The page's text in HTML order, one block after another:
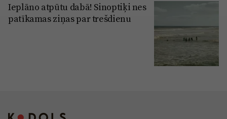
Ieplāno atpūtu dabā! Sinoptiķi nes
patīkamas ziņas par trešdienu